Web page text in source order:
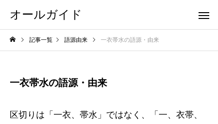
オールガイド
記事一覧 語源由来 一衣帯水の語源・由来
一衣帯水の語源・由来
区切りは「一衣、帯水」ではなく、「一、衣帯、